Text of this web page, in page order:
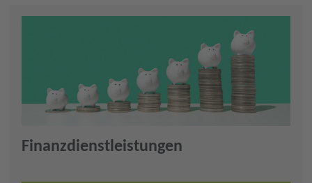
Finanzdienstleistungen